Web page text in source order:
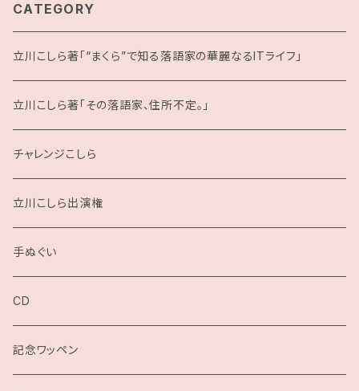
CATEGORY
立川こしら著「“まくら”で知る落語家の華麗なるITライフ」
立川こしら著「その落語家、住所不定。」
チャレンジこしら
立川こしら出演権
手ぬぐい
CD
記念ワッペン